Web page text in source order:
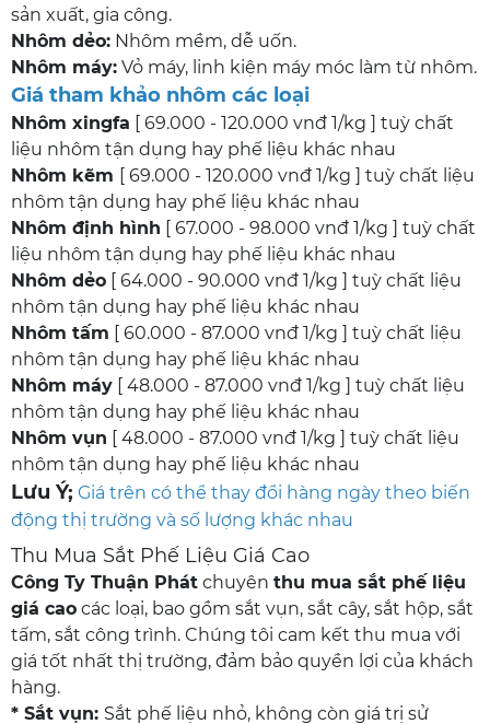
sản xuất, gia công.
Nhôm dẻo: Nhôm mềm, dễ uốn.
Nhôm máy: Vỏ máy, linh kiện máy móc làm từ nhôm.
Giá tham khảo nhôm các loại
Nhôm xingfa [ 69.000 - 120.000 vnđ 1/kg ] tuỳ chất
liệu nhôm tận dụng hay phế liệu khác nhau
Nhôm kẽm [ 69.000 - 120.000 vnđ 1/kg ] tuỳ chất liệu
nhôm tận dụng hay phế liệu khác nhau
Nhôm định hình [ 67.000 - 98.000 vnđ 1/kg ] tuỳ chất
liệu nhôm tận dụng hay phế liệu khác nhau
Nhôm dẻo [ 64.000 - 90.000 vnđ 1/kg ] tuỳ chất liệu
nhôm tận dụng hay phế liệu khác nhau
Nhôm tấm [ 60.000 - 87.000 vnđ 1/kg ] tuỳ chất liệu
nhôm tận dụng hay phế liệu khác nhau
Nhôm máy [ 48.000 - 87.000 vnđ 1/kg ] tuỳ chất liệu
nhôm tận dụng hay phế liệu khác nhau
Nhôm vụn [ 48.000 - 87.000 vnđ 1/kg ] tuỳ chất liệu
nhôm tận dụng hay phế liệu khác nhau
Lưu Ý; Giá trên có thể thay đổi hàng ngày theo biến
động thị trường và số lượng khác nhau
Thu Mua Sắt Phế Liệu Giá Cao
Công Ty Thuận Phát chuyên thu mua sắt phế liệu
giá cao các loại, bao gồm sắt vụn, sắt cây, sắt hộp, sắt
tấm, sắt công trình. Chúng tôi cam kết thu mua với
giá tốt nhất thị trường, đảm bảo quyền lợi của khách
hàng.
* Sắt vụn: Sắt phế liệu nhỏ, không còn giá trị sử